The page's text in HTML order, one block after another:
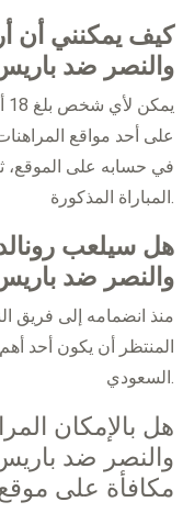
كيف يمكنني أن
والنصر ضد
على أحد مواقع
في حسابه على الموقع،
المباراة المذكورة.
هل سيلعب
والنصر ضد
منذ انضمامه إلى فريق
المنتظر أن يكون أحد
السعودي.
هل بالإمكان
والنصر ضد
مكافأة على